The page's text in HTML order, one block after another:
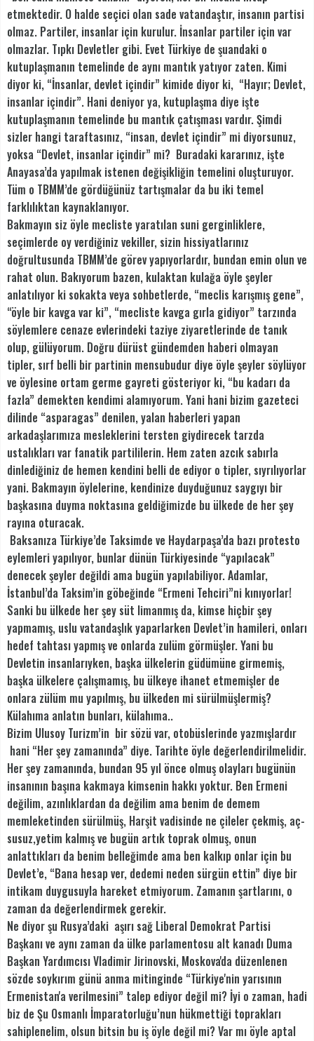
etmektedir. O halde seçici olan sade vatandaştır, insanın partisi
olmaz. Partiler, insanlar için kurulur. İnsanlar partiler için var
olmazlar. Tıpkı Devletler gibi. Evet Türkiye de şuandaki o
kutuplaşmanın temelinde de aynı mantık yatıyor zaten. Kimi
diyor ki, “İnsanlar, devlet içindir” kimide diyor ki, “Hayır; Devlet,
insanlar içindir”. Hani deniyor ya, kutuplaşma diye işte
kutuplaşmanın temelinde bu mantık çatışması vardır. Şimdi
sizler hangi taraftasınız, “insan, devlet içindir” mi diyorsunuz,
yoksa “Devlet, insanlar içindir” mi? Buradaki kararınız, işte
Anayasa’da yapılmak istenen değişikliğin temelini oluşturuyor.
Tüm o TBMM’de gördüğünüz tartışmalar da bu iki temel
farklılıktan kaynaklanıyor.
Bakmayın siz öyle mecliste yaratılan suni gerginliklere,
seçimlerde oy verdiğiniz vekiller, sizin hissiyatlarınız
doğrultusunda TBMM’de görev yapıyorlardır, bundan emin olun ve
rahat olun. Bakıyorum bazen, kulaktan kulağa öyle şeyler
anlatılıyor ki sokakta veya sohbetlerde, “meclis karışmış gene”,
“öyle bir kavga var ki”, “mecliste kavga gırla gidiyor” tarzında
söylemlere cenaze evlerindeki taziye ziyaretlerinde de tanık
olup, gülüyorum. Doğru dürüst gündemden haberi olmayan
tipler, sırf belli bir partinin mensubudur diye öyle şeyler söylüyor
ve öylesine ortam germe gayreti gösteriyor ki, “bu kadarı da
fazla” demekten kendimi alamıyorum. Yani hani bizim gazeteci
dilinde “asparagas” denilen, yalan haberleri yapan
arkadaşlarımıza mesleklerini tersten giydirecek tarzda
ustalıkları var fanatik partililerin. Hem zaten azcık sabırla
dinlediğiniz de hemen kendini belli de ediyor o tipler, sıyrılıyorlar
yani. Bakmayın öylelerine, kendinize duyduğunuz saygıyı bir
başkasına duyma noktasına geldiğimizde bu ülkede de her şey
rayına oturacak.
Baksanıza Türkiye’de Taksimde ve Haydarpaşa’da bazı protesto
eylemleri yapılıyor, bunlar dünün Türkiyesinde “yapılacak”
denecek şeyler değildi ama bugün yapılabiliyor. Adamlar,
İstanbul’da Taksim’in göbeğinde “Ermeni Tehciri”ni kınıyorlar!
Sanki bu ülkede her şey süt limanmış da, kimse hiçbir şey
yapmamış, uslu vatandaşlık yaparlarken Devlet’in hamileri, onları
hedef tahtası yapmış ve onlarda zulüm görmüşler. Yani bu
Devletin insanlarıyken, başka ülkelerin güdümüne girmemiş,
başka ülkelere çalışmamış, bu ülkeye ihanet etmemişler de
onlara zülüm mu yapılmış, bu ülkeden mi sürülmüşlermiş?
Külahıma anlatın bunları, külahıma..
Bizim Ulusoy Turizm’in bir sözü var, otobüslerinde yazmışlardır
hani “Her şey zamanında” diye. Tarihte öyle değerlendirilmelidir.
Her şey zamanında, bundan 95 yıl önce olmuş olayları bugünün
insanının başına kakmaya kimsenin hakkı yoktur. Ben Ermeni
değilim, azınlıklardan da değilim ama benim de demem
memleketinden sürülmüş, Harşit vadisinde ne çileler çekmiş, aç-
susuz,yetim kalmış ve bugün artık toprak olmuş, onun
anlattıkları da benim belleğimde ama ben kalkıp onlar için bu
Devlet’e, “Bana hesap ver, dedemi neden sürgün ettin” diye bir
intikam duygusuyla hareket etmiyorum. Zamanın şartlarını, o
zaman da değerlendirmek gerekir.
Ne diyor şu Rusya’daki aşırı sağ Liberal Demokrat Partisi
Başkanı ve aynı zaman da ülke parlamentosu alt kanadı Duma
Başkan Yardımcısı Vladimir Jirinovski, Moskova'da düzenlenen
sözde soykırım günü anma mitinginde “Türkiye'nin yarısının
Ermenistan'a verilmesini” talep ediyor değil mi? İyi o zaman, hadi
biz de Şu Osmanlı İmparatorluğu’nun hükmettiği toprakları
sahiplenelim, olsun bitsin bu iş öyle değil mi? Var mı öyle aptal